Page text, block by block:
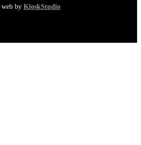
web by KioskStudio